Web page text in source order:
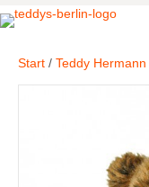
Start / Teddy Hermann